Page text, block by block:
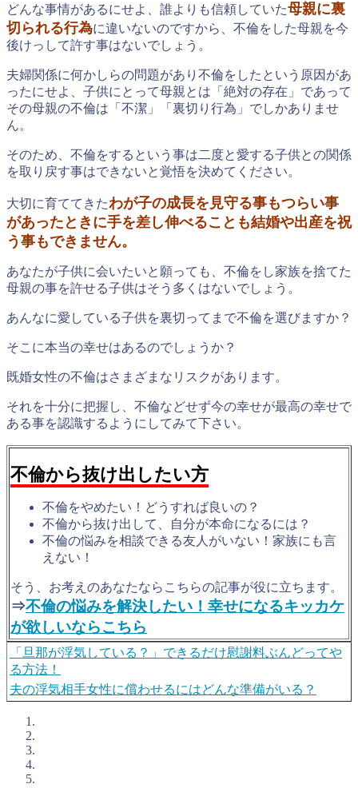
どんな事情があるにせよ、誰よりも信頼していた母親に裏
切られる行為に違いないのですから、不倫をした母親を今
後けっして許す事はないでしょう。
夫婦関係に何かしらの問題があり不倫をしたという原因があ
ったにせよ、子供にとって母親とは「絶対の存在」であって
その母親の不倫は「不潔」「裏切り行為」でしかありませ
ん。
そのため、不倫をするという事は二度と愛する子供との関係
を取り戻す事はできないと覚悟を決めてください。
大切に育ててきたわが子の成長を見守る事もつらい事
があったときに手を差し伸べることも結婚や出産を祝
う事もできません。
あなたが子供に会いたいと願っても、不倫をし家族を捨てた
母親の事を許せる子供はそう多くはないでしょう。
あんなに愛している子供を裏切ってまで不倫を選びますか？
そこに本当の幸せはあるのでしょうか？
既婚女性の不倫はさまざまなリスクがあります。
それを十分に把握し、不倫などせず今の幸せが最高の幸せで
ある事を認識するようにしてみて下さい。
不倫から抜け出したい方
不倫をやめたい！どうすれば良いの？
不倫から抜け出して、自分が本命になるには？
不倫の悩みを相談できる友人がいない！家族にも言
えない！
そう、お考えのあなたならこちらの記事が役に立ちます。
⇒不倫の悩みを解決したい！幸せになるキッカケ
が欲しいならこちら
「旦那が浮気している？」できるだけ慰謝料ぶんどってや
る方法！
夫の浮気相手女性に償わせるにはどんな準備がいる？